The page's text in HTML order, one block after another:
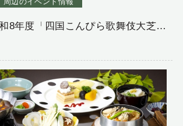
8年度「四国こんぴら歌舞伎大芝